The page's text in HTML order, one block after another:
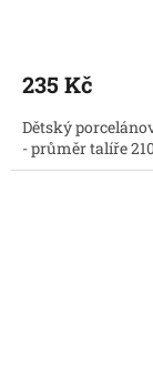
235 Kč
Dětský
- průměr talíře